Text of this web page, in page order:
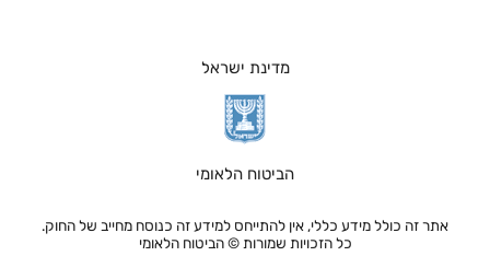
מדינת ישראל
הביטוח הלאומי
אתר זה כולל מידע כללי, אין להתייחס למידע זה כנוסח מחייב של החוק.
כל הזכויות שמורות © הביטוח הלאומי